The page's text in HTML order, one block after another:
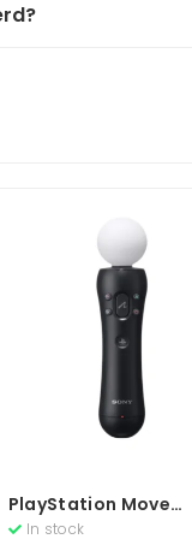
PlayStation Move
Motion Controller
In stock